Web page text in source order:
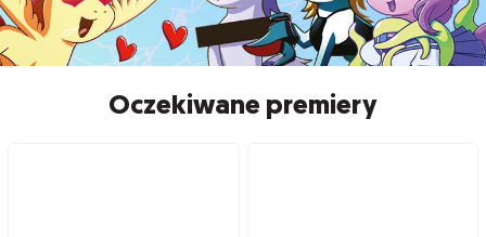
Oczekiwane premiery